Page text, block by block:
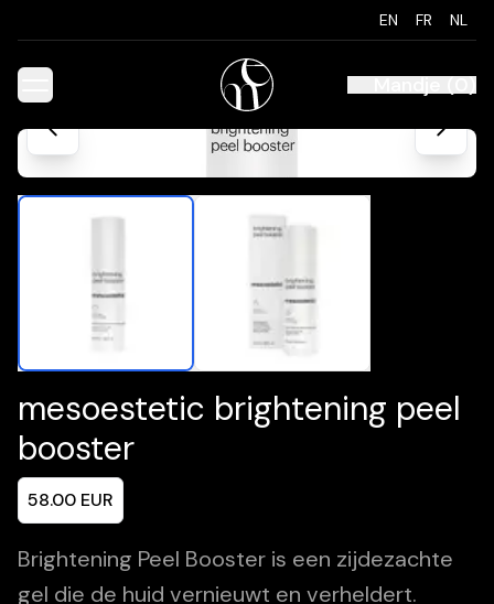
EN FR NL
Mandje(0)
mesoestetic brightening peel
booster
58.00 EUR
Brightening Peel Booster is een zijdezachte
gel die de huid vernieuwt en verheldert.